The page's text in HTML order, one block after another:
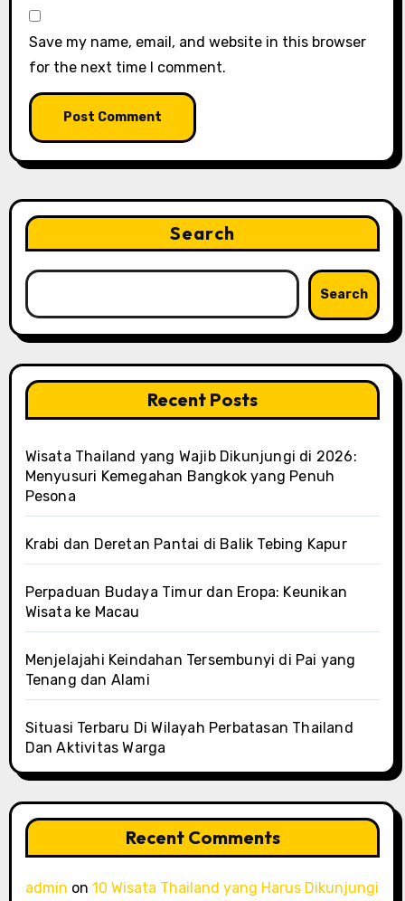
Save my name, email, and website in this browser
for the next time I comment.
Search
Search
Recent Posts
Wisata Thailand yang Wajib Dikunjungi di 2026:
Menyusuri Kemegahan Bangkok yang Penuh
Pesona
Krabi dan Deretan Pantai di Balik Tebing Kapur
Perpaduan Budaya Timur dan Eropa: Keunikan
Wisata ke Macau
Menjelajahi Keindahan Tersembunyi di Pai yang
Tenang dan Alami
Situasi Terbaru Di Wilayah Perbatasan Thailand
Dan Aktivitas Warga
Recent Comments
admin on 10 Wisata Thailand yang Harus Dikunjungi